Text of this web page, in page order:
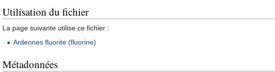
Utilisation du fichier
La page suivante utilise ce fichier :
Ardennes fluorite (fluorine)
Métadonnées